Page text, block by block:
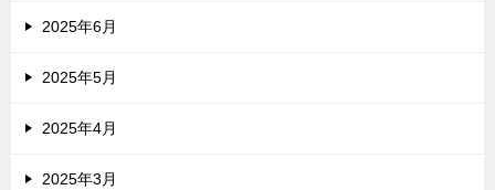
2025年6月
2025年5月
2025年4月
2025年3月